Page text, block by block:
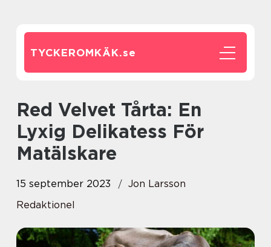
TYCKEROMKÄK.se
Red Velvet Tårta: En
Lyxig Delikatess För
Matälskare
15 september 2023
Jon Larsson
Redaktionel